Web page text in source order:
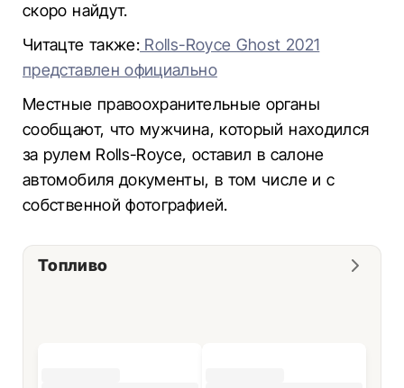
скоро найдут.
Читацте также: Rolls-Royce Ghost 2021
представлен официально
Местные правоохранительные органы
сообщают, что мужчина, который находился
за рулем Rolls-Royce, оставил в салоне
автомобиля документы, в том числе и с
собственной фотографией.
Топливо